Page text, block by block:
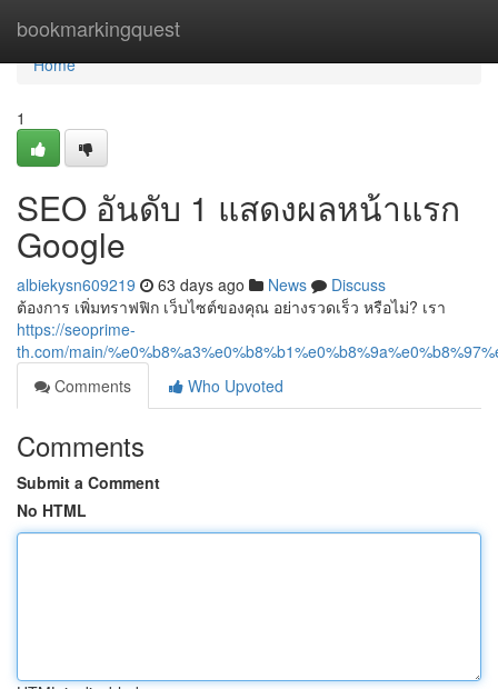
bookmarkingquest
Home
Home
1
SEO อันดับ 1 แสดงผลหน้าแรก
Google
albiekysn609219 63 days ago News
Discuss
ต้องการ เพิ่มทราฟฟิก เว็บไซต์ของคุณ อย่างรวดเร็ว หรือไม่? เรา
https://seoprime-
th.com/main/
Comments
Who Upvoted
Comments
Submit a Comment
No HTML